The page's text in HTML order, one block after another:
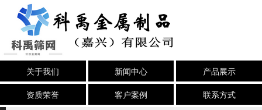
关于我们 新闻中心
产品展示
资质荣誉
客户案例 联系方式